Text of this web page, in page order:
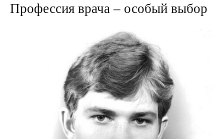
Профессия врача – особый выбор